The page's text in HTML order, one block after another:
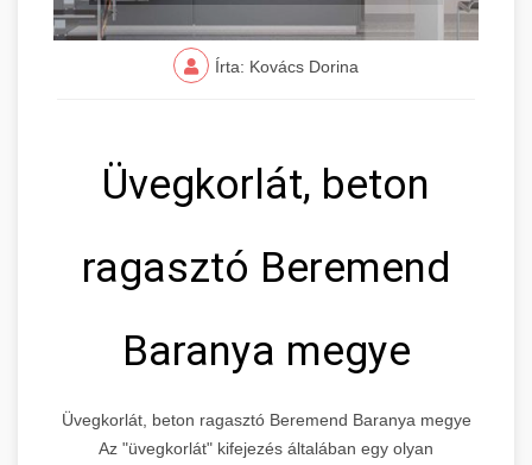
Írta: Kovács Dorina
Üvegkorlát, beton
ragasztó Beremend
Baranya megye
Üvegkorlát, beton ragasztó Beremend Baranya megye
Az "üvegkorlát" kifejezés általában egy olyan